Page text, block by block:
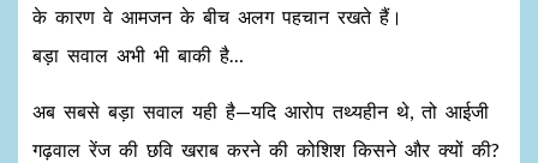
के कारण वे आमजन के बीच अलग पहचान रखते हैं।
बड़ा सवाल अभी भी बाकी है…
अब सबसे बड़ा सवाल यही है—यदि आरोप तथ्यहीन थे, तो आईजी
गढ़वाल रेंज की छवि खराब करने की कोशिश किसने और क्यों की?